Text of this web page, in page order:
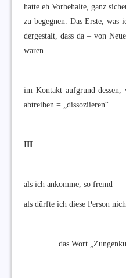
hatte eh Vorbehalte, ganz
zu begegnen. Das Erste,
dergestalt, dass da – von
waren
im Kontakt aufgrund dessen,
abtreiben = „dissoziieren“
III
als ich ankomme, so fremd
als dürfte ich diese Person
das Wort